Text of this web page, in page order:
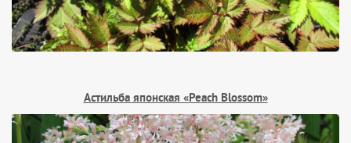
Астильба японская «Peach Blossom»